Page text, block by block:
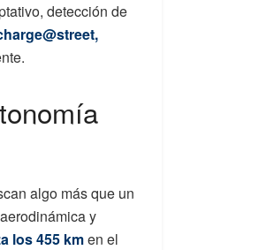
detección de
algo más que un
y
los 455 kmen el